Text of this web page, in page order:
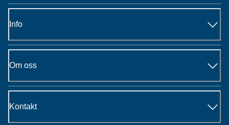
Info
Om oss
Kontakt